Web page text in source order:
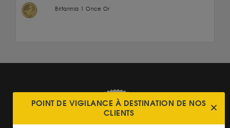
Britannia 1 Once Or
POINT DE VIGILANCE À DESTINATION DE NOS
CLIENTS